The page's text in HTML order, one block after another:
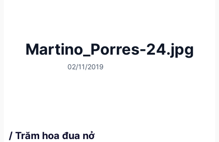
Martino_Porres-24.jpg
02/11/2019
/ Trăm hoa đua nở